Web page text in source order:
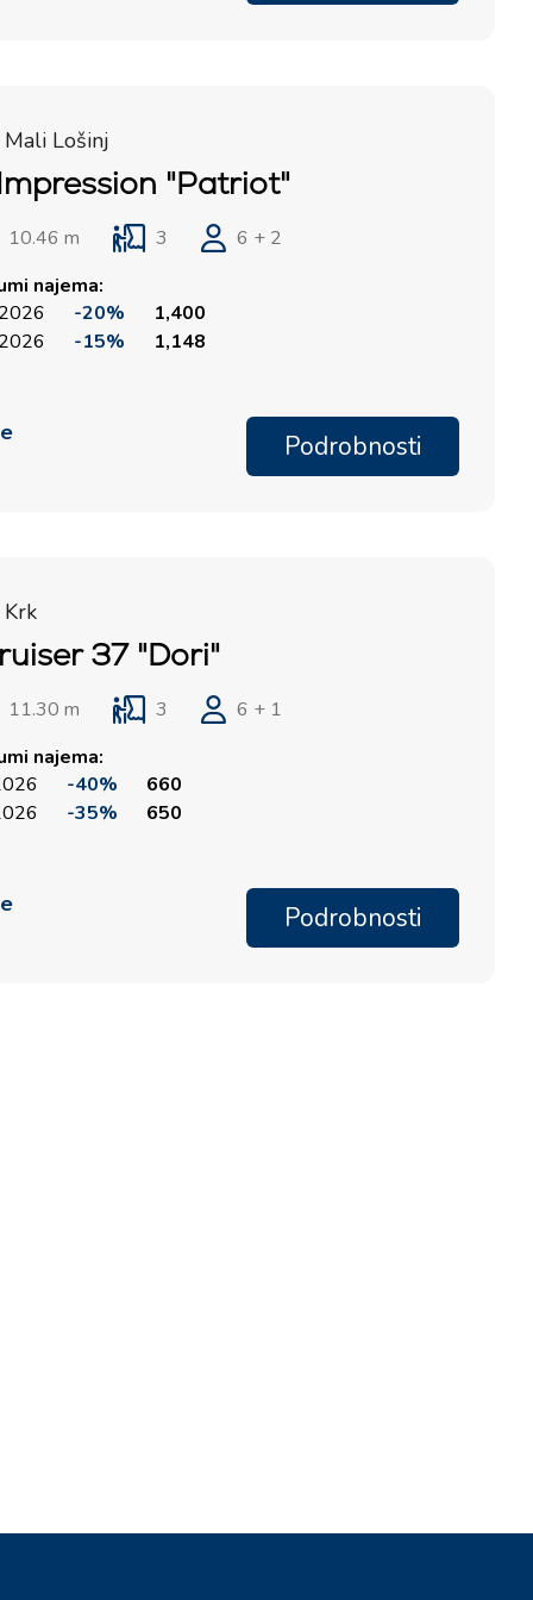
Mali Lošinj
"Patriot"
10.46 m 3
6 + 2
najema:
-20%
1,400
-15% 1,148
Podrobnosti
37 "Dori"
11.30 m 3
6 + 1
najema:
-40%
660
-35% 650
Podrobnosti